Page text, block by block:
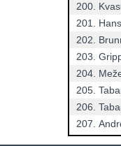
200.
201.
202.
203.
204.
205.
206.
207.